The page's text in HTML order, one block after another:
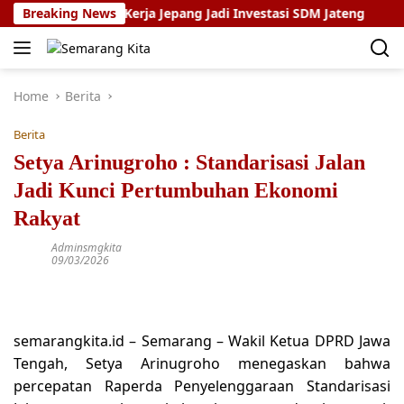
Skip
to
content
Breaking News
Magang Kerja Jepang Jadi Investasi SDM Jateng
Home Berita
Berita
Setya Arinugroho : Standarisasi Jalan
Jadi Kunci Pertumbuhan Ekonomi
Rakyat
Adminsmgkita
09/03/2026
semarangkita.id – Semarang – Wakil Ketua DPRD Jawa
Tengah, Setya Arinugroho menegaskan bahwa
percepatan Raperda Penyelenggaraan Standarisasi